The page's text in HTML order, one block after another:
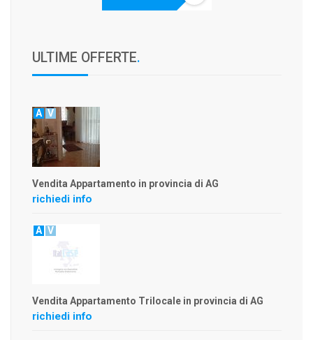
ULTIME OFFERTE.
A V
Vendita Appartamento in provincia di AG
richiedi info
A V
Vendita Appartamento Trilocale in provincia di AG
richiedi info